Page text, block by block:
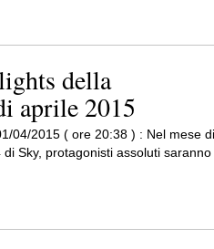
della
aprile 2015
04/2015 ( ore 20:38 ) : Nel mese di
Sky, protagonisti assoluti saranno